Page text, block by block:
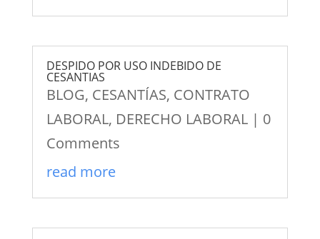
DESPIDO POR USO INDEBIDO DE
CESANTIAS
BLOG, CESANTÍAS, CONTRATO
LABORAL, DERECHO LABORAL| 0
Comments
read more